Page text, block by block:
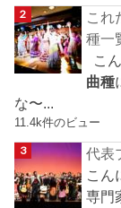
これ
種一
こ
曲種
な〜...
11.4k件のビュー
代表
こん
専門